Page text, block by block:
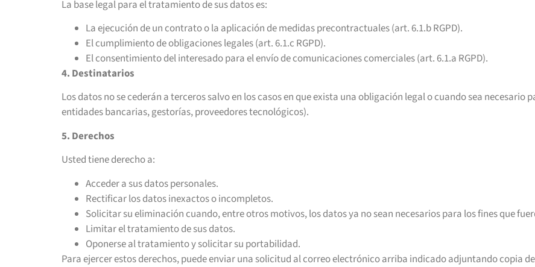
La base legal para el tratamiento de sus datos es:
La ejecución de un contrato o la aplicación de medidas precontractuales (art. 6.1.b RGPD).
El cumplimiento de obligaciones legales (art. 6.1.c RGPD).
El consentimiento del interesado para el envío de comunicaciones comerciales (art. 6.1.a RGPD).
4. Destinatarios
Los datos no se cederán a terceros salvo en los casos en que exista una obligación legal o cuando sea
entidades bancarias, gestorías, proveedores tecnológicos).
5. Derechos
Usted tiene derecho a:
Acceder a sus datos personales.
Rectificar los datos inexactos o incompletos.
Solicitar su eliminación cuando, entre otros motivos, los datos ya no sean necesarios para los fines que
Limitar el tratamiento de sus datos.
Oponerse al tratamiento y solicitar su portabilidad.
Para ejercer estos derechos, puede enviar una solicitud al correo electrónico arriba indicado adjuntando copia